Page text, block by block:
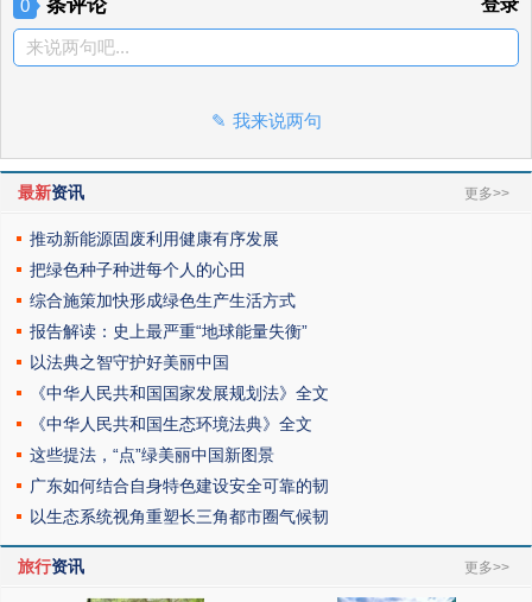
0 条评论 登录
来说两句吧...
我来说两句
最新资讯 更多>>
推动新能源固废利用健康有序发展
把绿色种子种进每个人的心田
综合施策加快形成绿色生产生活方式
报告解读：史上最严重“地球能量失衡”
以法典之智守护好美丽中国
《中华人民共和国国家发展规划法》全文
《中华人民共和国生态环境法典》全文
这些提法，“点”绿美丽中国新图景
广东如何结合自身特色建设安全可靠的韧
以生态系统视角重塑长三角都市圈气候韧
旅行资讯 更多>>